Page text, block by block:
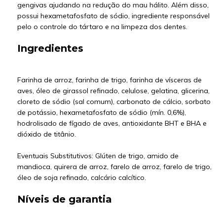
gengivas ajudando na redução do mau hálito. Além disso,
possui hexametafosfato de sódio, ingrediente responsável
pelo o controle do tártaro e na limpeza dos dentes.
Ingredientes
Farinha de arroz, farinha de trigo, farinha de vísceras de
aves, óleo de girassol refinado, celulose, gelatina, glicerina,
cloreto de sódio (sal comum), carbonato de cálcio, sorbato
de potássio, hexametafosfato de sódio (mín. 0,6%),
hodrolisado de fígado de aves, antioxidante BHT e BHA e
dióxido de titânio.
Eventuais Substitutivos: Glúten de trigo, amido de
mandioca, quirera de arroz, farelo de arroz, farelo de trigo,
óleo de soja refinado, calcário calcítico.
Níveis de garantia